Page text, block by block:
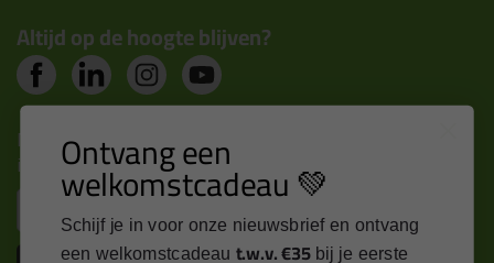
Altijd op de hoogte blijven?
Nieuws, tips en exclusieve deals rechtstreeks in je
inbox Ontvang een
welkomstcadeau 💚
Schijf je in voor onze nieuwsbrief en ontvang
een welkomstcadeau t.w.v. €35 bij je eerste